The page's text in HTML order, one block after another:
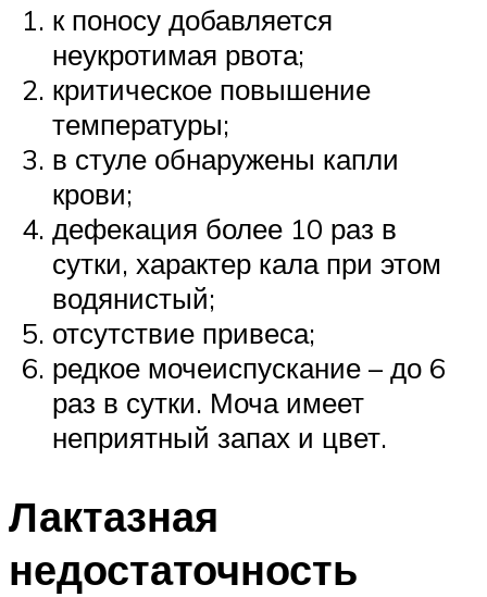
к поносу добавляется
неукротимая рвота;
критическое повышение
температуры;
в стуле обнаружены капли
крови;
дефекация более 10 раз в
сутки, характер кала при этом
водянистый;
отсутствие привеса;
редкое мочеиспускание – до 6
раз в сутки. Моча имеет
неприятный запах и цвет.
Лактазная
недостаточность